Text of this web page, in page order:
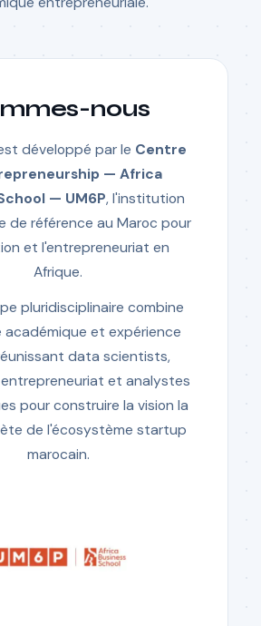
nous
développé par le Centre
— Africa
— UM6P, l'institution
de référence au Maroc pour
et l'entrepreneuriat en
Afrique.
pluridisciplinaire combine
académique et expérience
data scientists,
et analystes
pour construire la vision la
de l'écosystème startup
marocain.